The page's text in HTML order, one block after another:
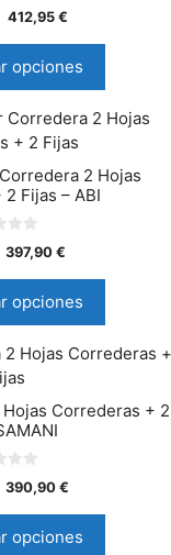
412,95 €
opciones
2 Hojas
Fijas – ABI
397,90€
opciones
Correderas + 2
390,90€
opciones